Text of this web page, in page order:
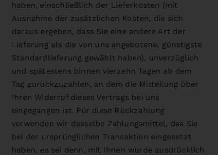
haben, einschließlich der Lieferkosten (mit
Ausnahme der zusätzlichen Kosten, die sich
daraus ergeben, dass Sie eine andere Art der
Lieferung als die von uns angebotene, günstigste
Standardlieferung gewählt haben), unverzüglich
und spätestens binnen vierzehn Tagen ab dem
Tag zurückzuzahlen, an dem die Mitteilung über
Ihren Widerruf dieses Vertrags bei uns
eingegangen ist. Für diese Rückzahlung
verwenden wir dasselbe Zahlungsmittel, das Sie
bei der ursprünglichen Transaktion eingesetzt
haben, es sei denn, mit Ihnen wurde ausdrücklich